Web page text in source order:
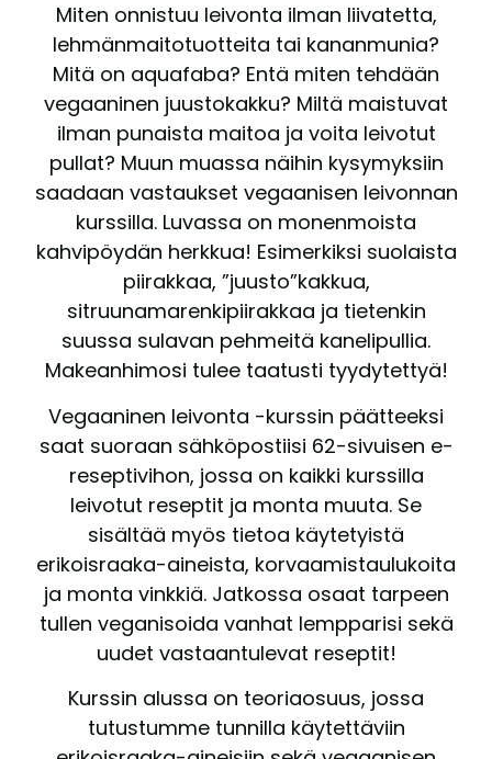
Miten onnistuu leivonta ilman liivatetta,
lehmänmaitotuotteita tai kananmunia?
Mitä on aquafaba? Entä miten tehdään
vegaaninen juustokakku? Miltä maistuvat
ilman punaista maitoa ja voita leivotut
pullat? Muun muassa näihin kysymyksiin
saadaan vastaukset vegaanisen leivonnan
kurssilla. Luvassa on monenmoista
kahvipöydän herkkua! Esimerkiksi suolaista
piirakkaa, ”juusto”kakkua,
sitruunamarenkipiirakkaa ja tietenkin
suussa sulavan pehmeitä kanelipullia.
Makeanhimosi tulee taatusti tyydytettyä!
Vegaaninen leivonta -kurssin päätteeksi
saat suoraan sähköpostiisi 62-sivuisen e-
reseptivihon, jossa on kaikki kurssilla
leivotut reseptit ja monta muuta. Se
sisältää myös tietoa käytetyistä
erikoisraaka-aineista, korvaamistaulukoita
ja monta vinkkiä. Jatkossa osaat tarpeen
tullen veganisoida vanhat lempparisi sekä
uudet vastaantulevat reseptit!
Kurssin alussa on teoriaosuus, jossa
tutustumme tunnilla käytettäviin